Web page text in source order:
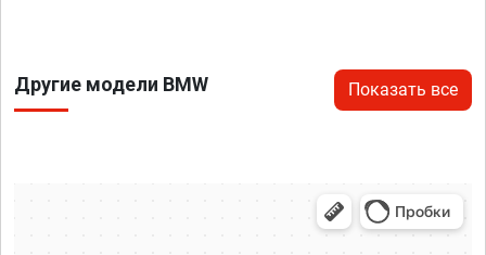
Другие модели BMW Показать все